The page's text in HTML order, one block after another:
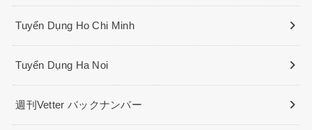
Tuyển Dụng Ho Chi Minh
Tuyển Dụng Ha Noi
週刊Vetter バックナンバー